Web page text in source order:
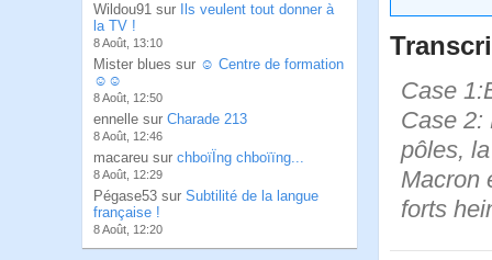
Wildou91 sur
Ils veulent tout donner à
la TV !
8 Août, 13:10
Mister blues sur ☺ Centre de formation
☺☺
8 Août, 12:50
ennelle sur Charade 213
8 Août, 12:46
macareu sur chboïÏng chboïïng...
8 Août, 12:29
Pégase53 sur Subtilité de la langue
française !
8 Août, 12:20
Case
Case 2:
pôles,
Macron
forts